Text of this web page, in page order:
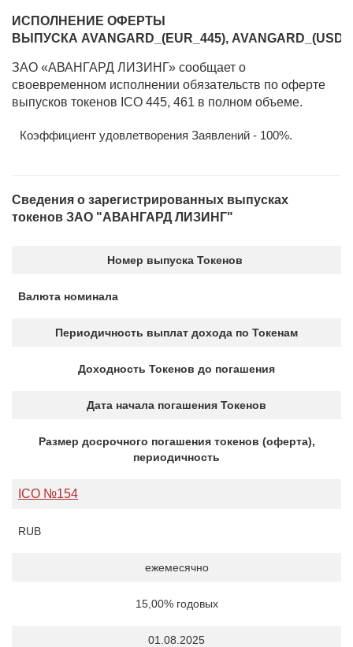
ИСПОЛНЕНИЕ ОФЕРТЫ
ВЫПУСКА AVANGARD_(EUR _445), AVANGARD_(
ЗАО «АВАНГАРД ЛИЗИНГ» сообщает о
своевременном исполнении обязательств по оферте
выпусков токенов ICO 445, 461 в полном объеме.
Коэффициент удовлетворения Заявлений - 100%.
Сведения о зарегистрированных выпусках
токенов ЗАО "АВАНГАРД ЛИЗИНГ"
Номер выпуска Токенов
Валюта номинала
Периодичность выплат дохода по Токенам
Доходность Токенов до погашения
Дата начала погашения Токенов
Размер досрочного погашения токенов (оферта),
периодичность
ICO №154
RUB
ежемесячно
15,00% годовых
01.08.2025